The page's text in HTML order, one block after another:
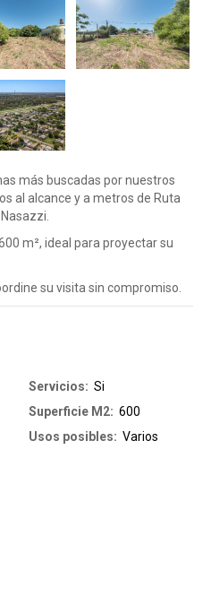
más buscadas por nuestros
al alcance y a metros de Ruta
m², ideal para proyectar su
su visita sin compromiso.
Servicios: Si
Superficie M2: 600
Usos posibles: Varios